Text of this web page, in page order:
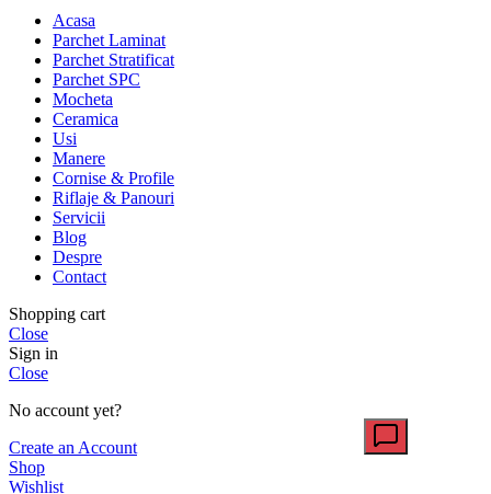
Acasa
Parchet Laminat
Parchet Stratificat
Parchet SPC
Mocheta
Ceramica
Usi
Manere
Cornise & Profile
Riflaje & Panouri
Servicii
Blog
Despre
Contact
Shopping cart
Close
Sign in
Close
No account yet?
Create an Account
Shop
Wishlist